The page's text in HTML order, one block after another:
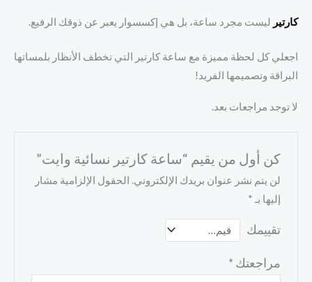
كارتير ليست مجرد ساعة، بل هي إكسسوار يعبر عن ذوقك الرفيع.
اجعلي كل لحظة مميزة مع ساعة كارتير التي تخطف الأنظار بلمساتها
البراقة وتصميمها الفريد!
لا توجد مراجعات بعد.
كن أول من يقيم “ساعة كارتير نسائية وايت”
لن يتم نشر عنوان بريدك الإلكتروني. الحقول الإلزامية مشار
إليها بـ *
تقييمك
مراجعتك *